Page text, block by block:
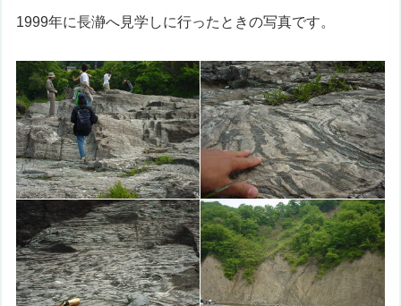
1999年に長瀞へ見学しに行ったときの写真です。